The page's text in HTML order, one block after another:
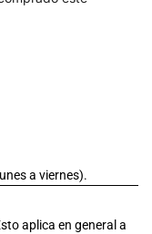
a viernes).
aplica en general a